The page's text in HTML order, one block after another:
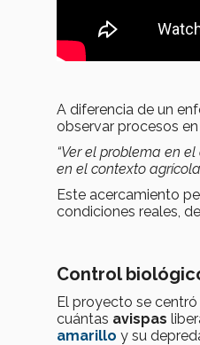
A diferencia de un
observar procesos
“Ver el problema en
en el contexto
Este acercamiento
condiciones reales,
Control
El proyecto se
cuántas avispas
amarillo y su